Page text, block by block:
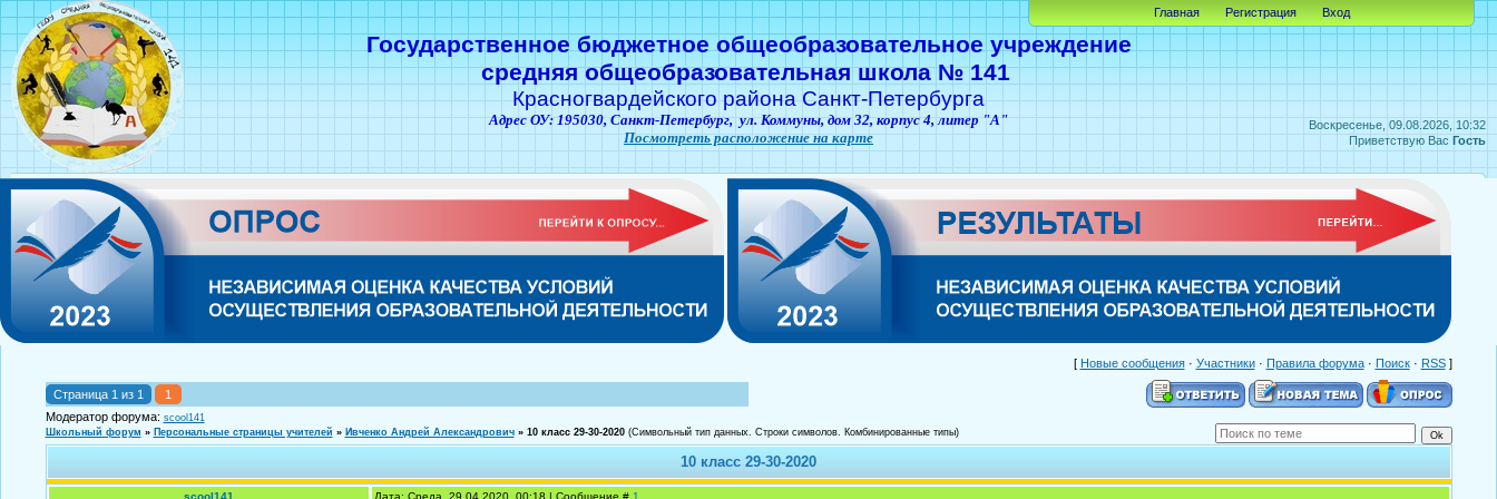
Воскресенье, 09.08.2026, 10:32
Приветствую Вас Гость
Государственное бюджетное общеобразовательное учреждение
средняя общеобразовательная школа № 141
Красногвардейского района Санкт-Петербурга
Адрес ОУ: 195030, Санкт-Петербург, ул. Коммуны, дом 32, корпус 4, литер "А"
Посмотреть расположение на карте
Главная Регистрация Вход
[ Новые сообщения· Участники· Правила форума· Поиск· RSS]
Страница 1 из 1
1
Модератор форума: scool141
Школьный форум » Персональные страницы учителей » Ивченко Андрей Александрович » 10 класс 29-30-2020 (Символьный тип данных. Строки символов. Комбинированные типы)
10 класс 29-30-2020
scool141 Дата: Среда, 29.04.2020, 00:18 | Сообщение # 1